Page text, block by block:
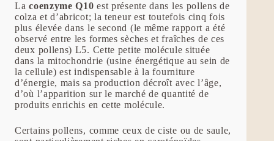
Lacoenzyme Q10 est présente dans les pollens de
colza et d’abricot; la teneur est toutefois cinq fois
plus élevée dans le second (le même rapport a été
observé entre les formes sèches et fraîches de ces
deux pollens) L5. Cette petite molécule située
dans la mitochondrie (usine énergétique au sein de
la cellule) est indispensable à la fourniture
d’énergie, mais sa production décroît avec l’âge,
d’où l’apparition sur le marché de quantité de
produits enrichis en cette molécule.
Certains pollens, comme ceux de ciste ou de saule,